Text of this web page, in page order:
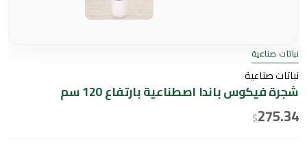
نباتات صناعية
نباتات صناعية
شجرة فيكوس باندا اصطناعية بارتفاع 120 سم
$275.34